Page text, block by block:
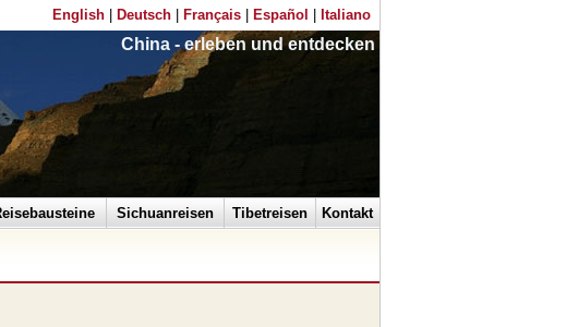
English| Deutsch| Français| Español Italiano
China - erleben und entdecken
Sichuanreisen Tibetreisen Kontakt